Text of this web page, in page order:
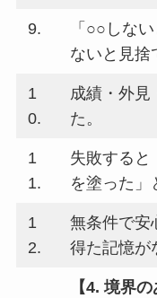
9.
「○○しな
ないと見捨
1
0.
成績・外見
た。
1
1.
失敗すると
を塗った」
1
2.
無条件で安
得た記憶が
【4. 境界